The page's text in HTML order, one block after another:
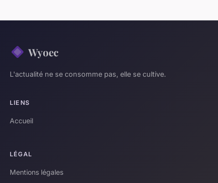
Wyoec
L'actualité ne se consomme pas, elle se cultive.
LIENS
Accueil
LÉGAL
Mentions légales